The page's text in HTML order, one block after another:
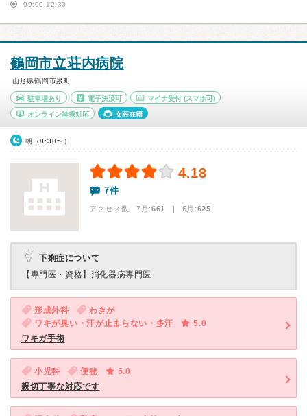
09:00-12:30
鶴岡市立荘内病院
山形県鶴岡市泉町
駐車場あり 電子決済可 マイナ受付 (スマホ可)
オンライン診療対応 女医在籍
朝（8:30〜）
4.18
7件
アクセス数 7月:661 | 6月:625
下痢症について
【専門医・資格】 消化器病専門医
形成外科
わきが
ワキが臭い・汗が止まらない・多汗
5.0
ワキガ手術
小児科 便秘
5.0
親切丁寧な対応です